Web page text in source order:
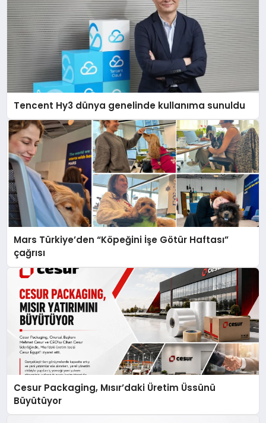
Tencent Hy3 dünya genelinde kullanıma sunuldu
Mars Türkiye’den “Köpeğini İşe Götür Haftası”
çağrısı
Cesur Packaging, Mısır’daki Üretim Üssünü
Büyütüyor